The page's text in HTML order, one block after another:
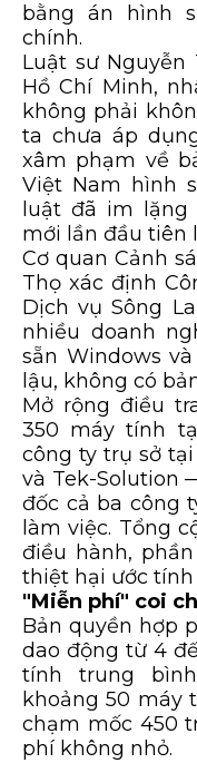
bằng án hình
chính.
Luật sư Nguyễn
Hồ Chí Minh,
không phải
ta chưa áp
xâm phạm về
Việt Nam hình
luật đã im
mới lần đầu tiên
Cơ quan Cảnh
Thọ xác định
Dịch vụ Sông
nhiều doanh
sẵn Windows
lậu, không có
Mở rộng điều
350 máy tính
công ty trụ sở
và Tek-Solution
đốc cả ba công
làm việc. Tổng
điều hành,
thiệt hại ước
"Miễn phí" coi
Bản quyền hợp
dao động từ 4
tính trung
khoảng 50 máy
chạm mốc 450
phí không nhỏ.